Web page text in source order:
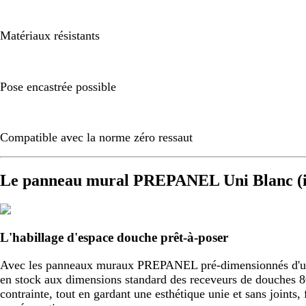
Matériaux résistants
Pose encastrée possible
Compatible avec la norme zéro ressaut
Le panneau mural PREPANEL Uni Blanc
L'habillage d'espace douche prêt-à-poser
Avec les panneaux muraux PREPANEL pré-dimensionnés
en stock aux dimensions standard des receveurs de
contrainte, tout en gardant une esthétique unie et sans